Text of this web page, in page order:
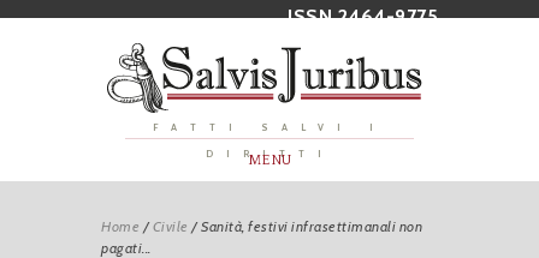
ISSN 2464-9775
FATTI SALVI I
DIRITTI
MENU
Home /Civile /Sanità, festivi infrasettimanali non
pagati...